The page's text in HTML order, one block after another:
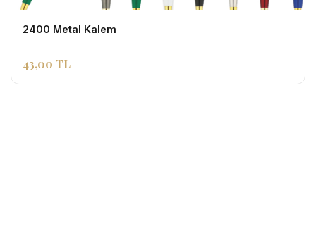
2400 Metal Kalem
43,00 TL